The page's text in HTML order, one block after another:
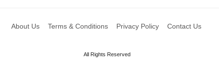
About Us Terms & Conditions Privacy Policy Contact Us
All Rights Reserved